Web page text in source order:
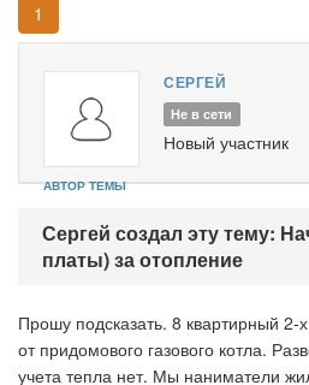
1
СЕРГЕЙ
АВТОР ТЕМЫ
Не в сети
Новый участник
Сергей создал эту тему:
платы) за отопление
Прошу подсказать. 8 квартирный
от придомового газового котла.
учета тепла нет. Мы наниматели